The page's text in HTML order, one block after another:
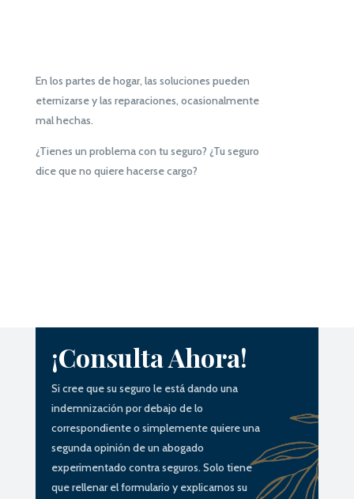
En los partes de hogar, las soluciones pueden
eternizarse y las reparaciones, ocasionalmente
mal hechas.
¿Tienes un problema con tu seguro? ¿Tu seguro
dice que no quiere hacerse cargo?
¡ConsultaAhora!
Si creequesu seguro le está dando una
indemnización pordebajo de lo
correspondiente o simplementequiere una
segunda opinión de un abogado
experimentado contra seguros. Solo tiene
que rellenar el formulario y explicarnos su